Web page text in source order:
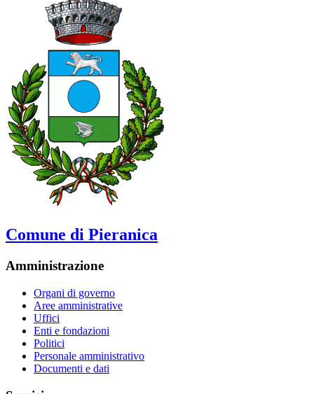
Comune di Pieranica
Amministrazione
Organi di governo
Aree amministrative
Uffici
Enti e fondazioni
Politici
Personale amministrativo
Documenti e dati